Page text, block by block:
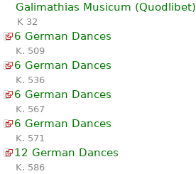
Galimathias Musicum (Quodlibet)
K 32
6 German Dances
K. 509
6 German Dances
K. 536
6 German Dances
K. 567
6 German Dances
K. 571
12 German Dances
K. 586